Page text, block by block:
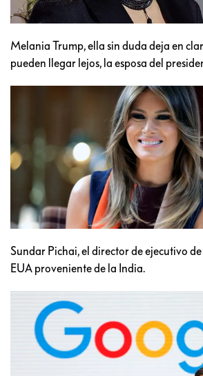
Melania Trump, ella sin duda deja en
pueden llegar lejos, la esposa del
Sundar Pichai, el director de ejecutivo
EUA proveniente de la India.